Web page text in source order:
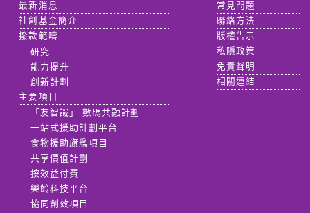
最新消息
社創基金簡介
撥款範疇
研究
能力提升
創新計劃
主要項目
「友智識」 數碼共融計劃
一站式援助計劃平台
食物援助旗艦項目
共享價值計劃
按效益付費
樂齡科技平台
協同創效項目
常見問題
聯絡方法
版權告示
私隱政策
免責聲明
相關連結